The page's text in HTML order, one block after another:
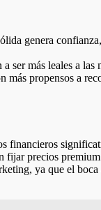
genera
ser más leales a
más propensos a
financieros
fijar precios
ya que el